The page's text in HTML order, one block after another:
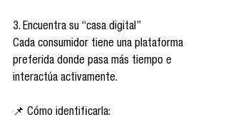
3. Encuentra su “casa digital”
Cada consumidor tiene una plataforma
preferida donde pasa más tiempo e
interactúa activamente.
📌 Cómo identificarla: